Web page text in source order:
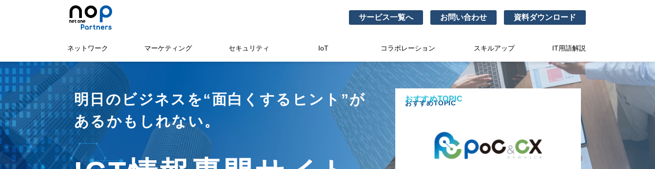
サービス一覧へ お問い合わせ 資料ダウンロード
ネットワーク マーケティング セキュリティ IoT コラボレーション スキルアップ IT用語解説
明日のビジネスを“面白くするヒント”が
あるかもしれない。
おすすめTOPIC
おすすめTOPIC